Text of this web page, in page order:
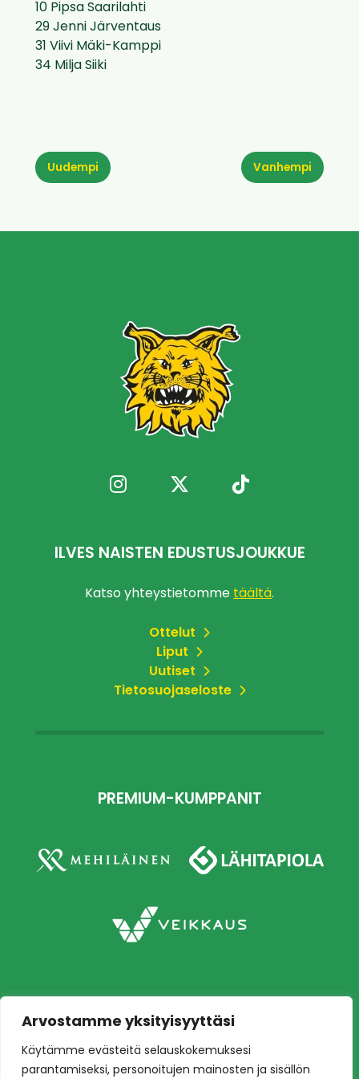
Arvostamme yksityisyyttäsi
Käytämme evästeitä selauskokemuksesi
parantamiseksi, personoitujen mainosten ja sisällön
10 Pipsa Saarilahti
29 Jenni Järventaus
31 Viivi Mäki-Kamppi
34 Milja Siiki
Vanhempi
Uudempi
ILVES NAISTEN EDUSTUSJOUKKUE
Katso yhteystietomme täältä.
Ottelut
Liput
Uutiset
Tietosuojaseloste
PREMIUM-KUMPPANIT
edustusjoukkue
Toteutus:Mainostoimisto Värikäs